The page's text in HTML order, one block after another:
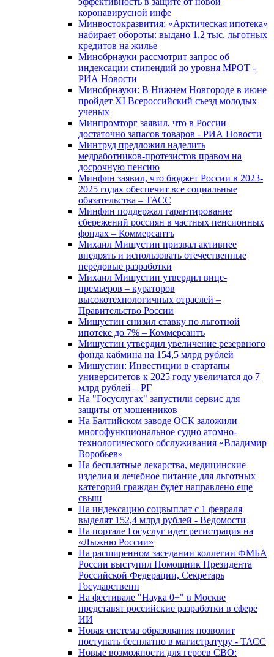
коронавирусной инфе
Минвостокразвития: «Арктическая ипотека»
набирает обороты: выдано 1,2 тыс. льготных
кредитов на жилье
Минобрнауки рассмотрит запрос об
индексации стипендий до уровня МРОТ -
РИА Новости
Минобрнауки: В Нижнем Новгороде в июне
пройдет XI Всероссийский съезд молодых
ученых
Минпромторг заявил, что в России
достаточно запасов товаров - РИА Новости
Минтруд предложил наделить
медработников-протезистов правом на
досрочную пенсию
Минфин заявил, что бюджет России в 2023-
2025 годах обеспечит все социальные
обязательства – ТАСС
Минфин поддержал гарантирование
сбережений россиян в частных пенсионных
фондах – Коммерсантъ
Михаил Мишустин призвал активнее
внедрять и использовать отечественные
передовые разработки
Михаил Мишустин утвердил вице-
премьеров – кураторов
высокотехнологичных отраслей –
Правительство России
Мишустин снизил ставку по льготной
ипотеке до 7% – Коммерсантъ
Мишустин утвердил увеличение резервного
фонда кабмина на 154,5 млрд рублей
Мишустин: Инвестиции в стартапы
университетов к 2025 году увеличатся до 7
млрд рублей – РГ
На "Госуслугах" запустили сервис для
защиты от мошенников
На Балтийском заводе ОСК заложили
многофункциональное судно атомно-
технологического обслуживания «Владимир
Воробьев»
На бесплатные лекарства, медицинские
изделия и лечебное питание для льготных
категорий граждан будет направлено еще
свыш
На индексацию соцвыплат с 1 февраля
выделят 152,4 млрд рублей - Ведомости
На портале Госуслуг идет регистрация на
«Лыжню России»
На расширенном заседании коллегии ФМБА
России выступил Помощник Президента
Российской Федерации, Секретарь
Государственн
На фестивале "Наука 0+" в Москве
представят российские разработки в сфере
ИИ
Новая система образования позволит
поступать бесплатно в магистратуру - ТАСС
Новые возможности для героев СВО: